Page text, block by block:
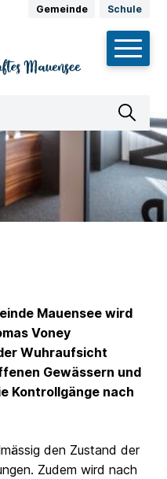
Gemeinde Schule
Mauensee wird
Voney
Wuhraufsicht
Gewässern und
Kontrollgänge nach
den Zustand der
Zudem wird nach